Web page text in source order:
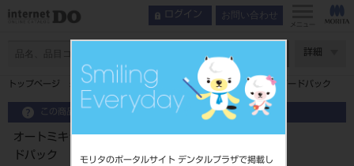
モリタのポータルサイト デンタルプラザで掲載し
ログイン お問い合わせ
メニュー
詳細
トップページ オートミキシング エステティック マスク スタンダードパック
この商品に関するお問い合わせ
オートミキシング エステティック マスク スタンダー
ドパック